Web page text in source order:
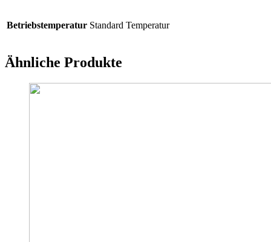
Betriebstemperatur Standard Temperatur
Ähnliche Produkte